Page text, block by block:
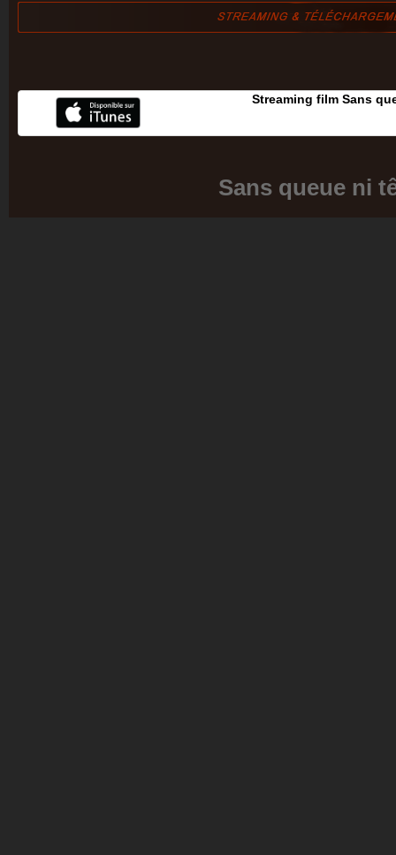
Streaming film Sans
Sans queue ni